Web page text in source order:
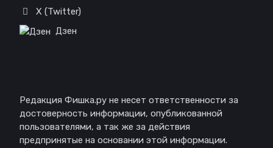
X (Twitter)
Дзен
Редакция Фишка.ру не несет ответственности за
достоверность информации, опубликованной
пользователями, а так же за действия
предпринятые на основании этой информации.